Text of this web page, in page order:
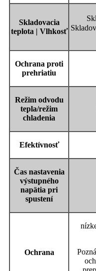
Skladovacia
teplota | Vlhkosť
Ochrana proti
prehriatiu
Režim odvodu
tepla/režim
chladenia
Efektívnosť
Čas nastavenia
výstupného
napätia pri
spustení
Ochrana